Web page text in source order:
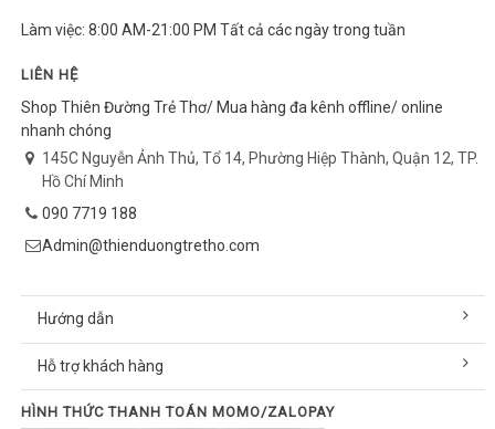
Làm việc: 8:00 AM-21:00 PM Tất cả các ngày trong tuần
LIÊN HỆ
Shop Thiên Đường Trẻ Thơ/ Mua hàng đa kênh offline/ online
nhanh chóng
145C Nguyễn Ảnh Thủ, Tổ 14, Phường Hiệp Thành, Quận 12, TP.
Hồ Chí Minh
090 7719 188
Admin@thienduongtretho.com
Hướng dẫn
Hỗ trợ khách hàng
HÌNH THỨC THANH TOÁN MOMO/ZALOPAY